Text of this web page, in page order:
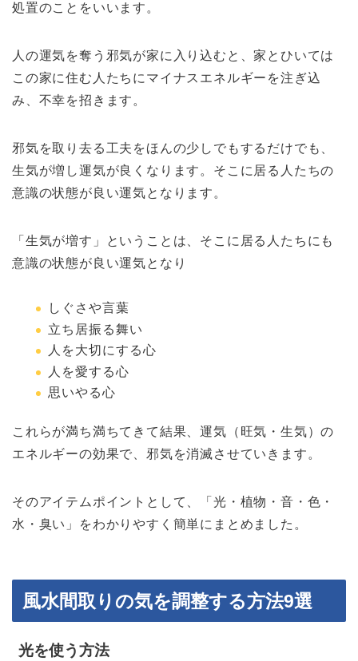
処置のことをいいます。
人の運気を奪う邪気が家に入り込むと、家とひいては
この家に住む人たちにマイナスエネルギーを注ぎ込
み、不幸を招きます。
邪気を取り去る工夫をほんの少しでもするだけでも、
生気が増し運気が良くなります。そこに居る人たちの
意識の状態が良い運気となります。
「生気が増す」ということは、そこに居る人たちにも
意識の状態が良い運気となり
しぐさや言葉
立ち居振る舞い
人を大切にする心
人を愛する心
思いやる心
これらが満ち満ちてきて結果、運気（旺気・生気）の
エネルギーの効果で、邪気を消滅させていきます。
そのアイテムポイントとして、「光・植物・音・色・
水・臭い」をわかりやすく簡単にまとめました。
風水間取りの気を調整する方法9選
光を使う方法